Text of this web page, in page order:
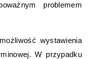
problemem
wystawienia
W przypadku